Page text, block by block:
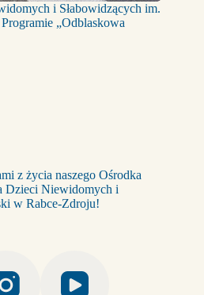
i Słabowidzących im.
„Odblaskowa
z życia naszego Ośrodka
Dzieci Niewidomych i
w Rabce-Zdroju!